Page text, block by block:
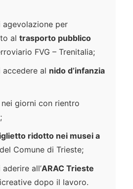
agevolazione per
al trasporto pubblico
FVG – Trenitalia;
al nido d’infanzia
nei giorni con rientro
ridotto nei musei a
del Comune di Trieste;
all’ARAC Trieste
dopo il lavoro.